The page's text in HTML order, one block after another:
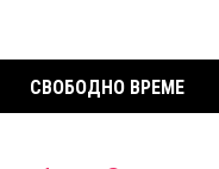
СВОБОДНО ВРЕМЕ